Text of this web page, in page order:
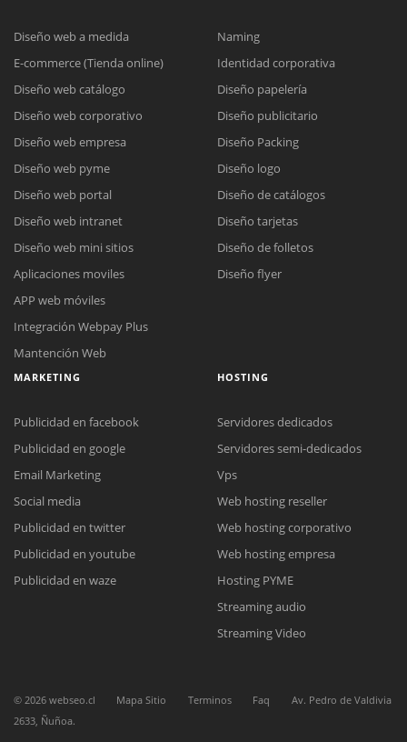
Reunión online
Nuestros ejecutivos le enviarán un correo electrónico con el enlace a
Meet para la reunión online.
Cotización
Chat Online
Todos nuestros ejecutivos están fuera de línea. Complete el formulario
Diseño web a medida
E-commerce (Tienda online)
Diseño web catálogo
Diseño web corporativo
Diseño web empresa
Diseño web pyme
Diseño web portal
Diseño web intranet
Diseño web mini sitios
Aplicaciones moviles
APP web móviles
Integración Webpay Plus
Mantención Web
Naming
Identidad corporativa
Diseño papelería
Diseño publicitario
Diseño Packing
Diseño logo
Diseño de catálogos
Diseño tarjetas
Diseño de folletos
Diseño flyer
MARKETING
Publicidad en facebook
Publicidad en google
Email Marketing
Social media
Publicidad en twitter
Publicidad en youtube
Publicidad en waze
HOSTING
Servidores dedicados
Servidores semi-dedicados
Vps
Web hosting reseller
Web hosting corporativo
Web hosting empresa
Hosting PYME
Streaming audio
Streaming Video
© 2026 webseo.cl Mapa Sitio Terminos Faq
Av. Pedro de Valdivia
2633, Ñuñoa.